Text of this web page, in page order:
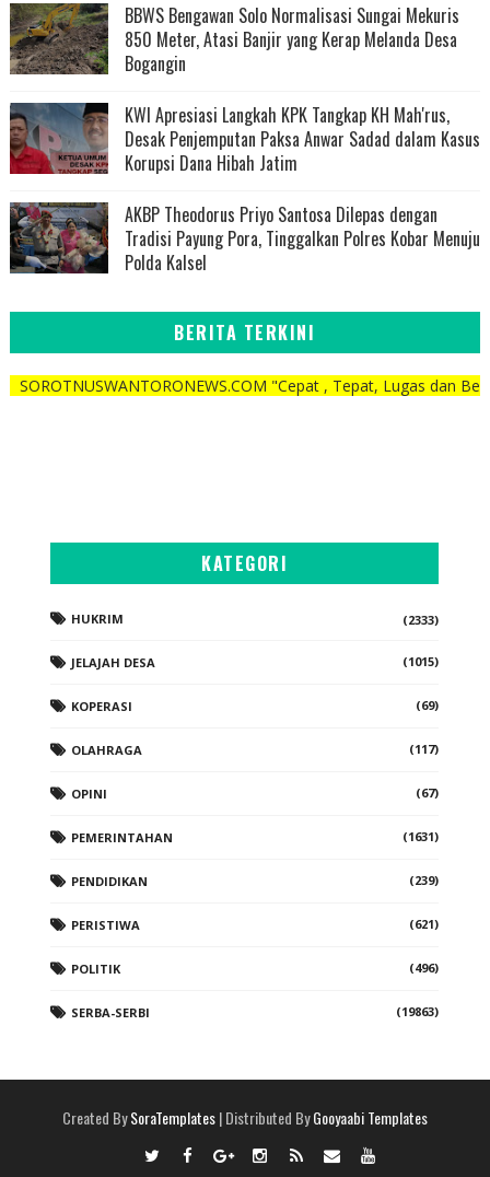
BBWS Bengawan Solo Normalisasi Sungai Mekuris
850 Meter, Atasi Banjir yang Kerap Melanda Desa
Bogangin
KWI Apresiasi Langkah KPK Tangkap KH Mah'rus,
Desak Penjemputan Paksa Anwar Sadad dalam Kasus
Korupsi Dana Hibah Jatim
AKBP Theodorus Priyo Santosa Dilepas dengan
Tradisi Payung Pora, Tinggalkan Polres Kobar Menuju
Polda Kalsel
BERITA TERKINI
"Cepat , Tepat, Lugas dan Berani"
KATEGORI
HUKRIM (2333)
JELAJAH DESA (1015)
KOPERASI (69)
OLAHRAGA (117)
OPINI (67)
PEMERINTAHAN (1631)
PENDIDIKAN (239)
PERISTIWA (621)
POLITIK (496)
SERBA-SERBI (19863)
Created BySoraTemplates| Distributed ByGooyaabi Templates